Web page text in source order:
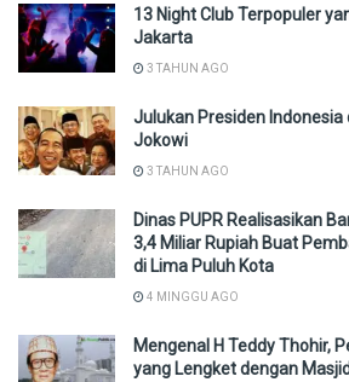
13 Night Club Terpopuler
Jakarta
3 TAHUN AGO
Julukan Presiden
Jokowi
3 TAHUN AGO
Dinas PUPR Realisasikan
3,4 Miliar Rupiah Buat
di Lima Puluh Kota
4 MINGGU AGO
Mengenal H Teddy Thohir,
yang Lengket dengan